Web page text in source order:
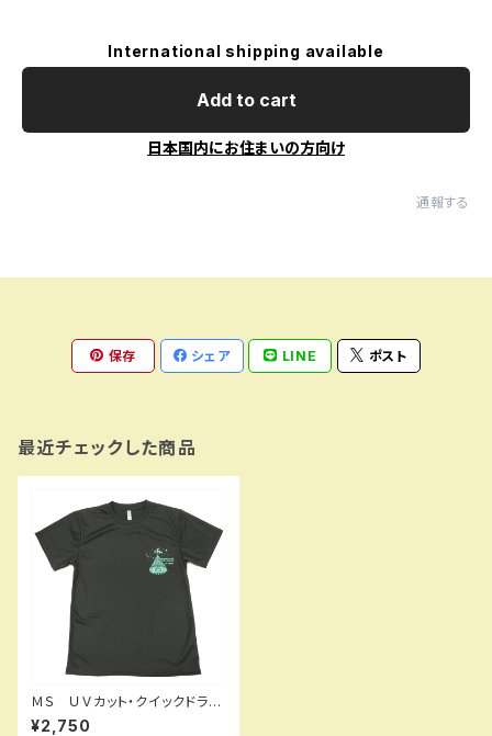
International shipping available
Add to cart
日本国内にお住まいの方向け
通報する
保存 シェア LINE ポスト
最近チェックした商品
ＭＳ ＵＶカット・クイックドラ
イ Ｔシャツ
¥2,750